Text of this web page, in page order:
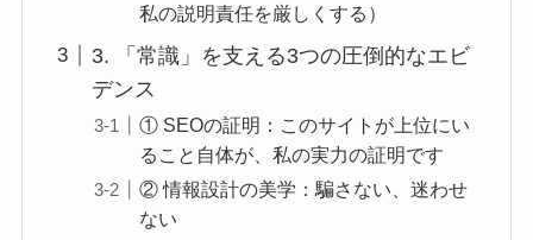
私の説明責任を厳しくする）
3. 「常識」を支える3つの圧倒的なエビ
デンス
① SEOの証明：このサイトが上位にい
ること自体が、私の実力の証明です
② 情報設計の美学：騙さない、迷わせ
ない